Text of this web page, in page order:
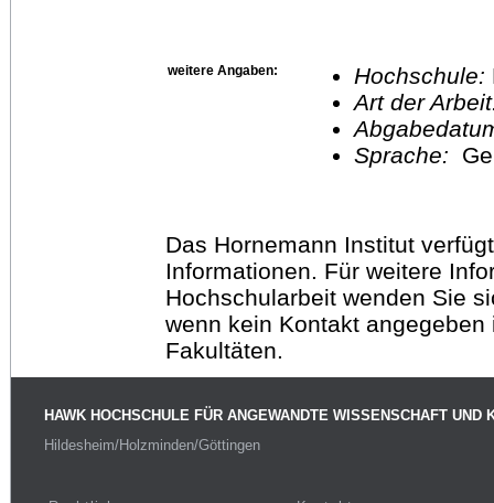
weitere Angaben: Hochschule:
Art der
Sprache:
Das Hornemann Institut
Informationen. Für weitere
Hochschularbeit wenden Sie
wenn kein Kontakt
Fakultäten.
HAWK HOCHSCHULE FÜR ANGEWANDTE WISSENSCHAFT UND
Hildesheim/Holzminden/Göttingen